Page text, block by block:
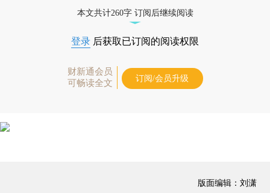
本文共计260字 订阅后继续阅读
登录 后获取已订阅的阅读权限
财新通会员
可畅读全文
订阅/会员升级
版面编辑：刘潇